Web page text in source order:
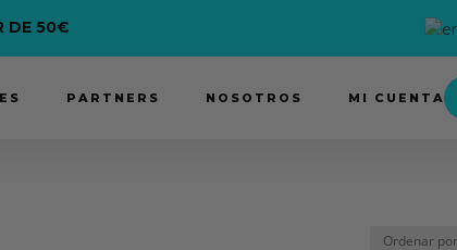
DE 50€
PARTNERS NOSOTROS MI CUENTA